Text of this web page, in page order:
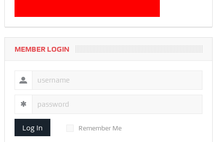
MEMBER LOGIN
Log In Remember Me